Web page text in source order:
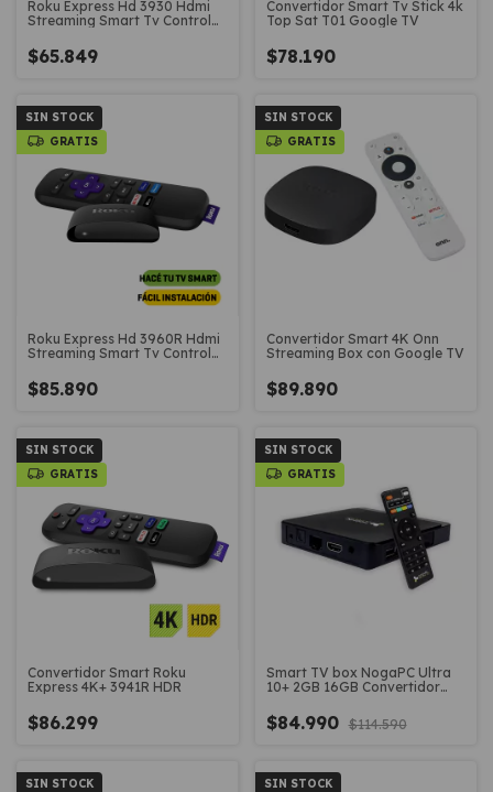
Roku Express Hd 3930 Hdmi
Streaming Smart Tv Control
$65.849
Convertidor Smart Tv Stick 4k
Top Sat T01 Google TV
$78.190
SIN STOCK
GRATIS
Roku Express Hd 3960R Hdmi
Streaming Smart Tv Control
$85.890
SIN STOCK
GRATIS
Convertidor Smart 4K Onn
Streaming Box con Google TV
$89.890
SIN STOCK
GRATIS
Convertidor Smart Roku
Express 4K+ 3941R HDR
$86.299
SIN STOCK
GRATIS
Smart TV box NogaPC Ultra
10+ 2GB 16GB Convertidor
$84.990 $114.590
SIN STOCK
SIN STOCK